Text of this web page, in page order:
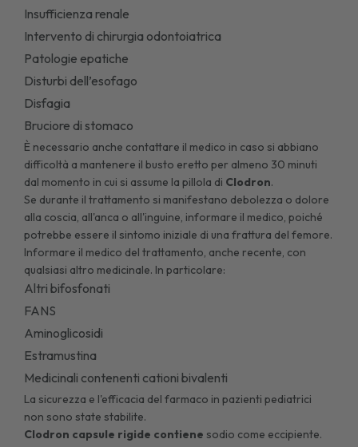
Insufficienza renale
Intervento di chirurgia odontoiatrica
Patologie epatiche
Disturbi dell’esofago
Disfagia
Bruciore di stomaco
È necessario anche contattare il medico in caso si abbiano
difficoltà a mantenere il busto eretto per almeno 30 minuti
dal momento in cui si assume la pillola di Clodron.
Se durante il trattamento si manifestano debolezza o dolore
alla coscia, all'anca o all'inguine, informare il medico, poiché
potrebbe essere il sintomo iniziale di una frattura del femore.
Informare il medico del trattamento, anche recente, con
qualsiasi altro medicinale. In particolare:
Altri bifosfonati
FANS
Aminoglicosidi
Estramustina
Medicinali contenenti cationi bivalenti
La sicurezza e l'efficacia del farmaco in pazienti pediatrici
non sono state stabilite.
Clodron capsule rigide contiene sodio come eccipiente.